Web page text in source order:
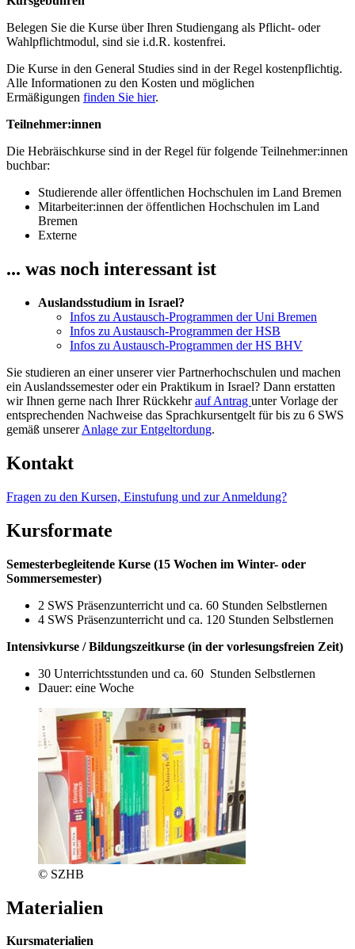
Belegen Sie die Kurse über Ihren Studiengang als Pflicht- oder
Wahlpflichtmodul, sind sie i.d.R. kostenfrei.
Die Kurse in den General Studies sind in der Regel kostenpflichtig.
Alle Informationen zu den Kosten und möglichen
Ermäßigungen finden Sie hier.
Teilnehmer:innen
Die Hebräischkurse sind in der Regel für folgende Teilnehmer:innen
buchbar:
Studierende aller öffentlichen Hochschulen im Land Bremen
Mitarbeiter:innen der öffentlichen Hochschulen im Land
Bremen
Externe
... was noch interessant ist
Auslandsstudium in Israel?
Infos zu Austausch-Programmen der Uni Bremen
Infos zu Austausch-Programmen der HSB
Infos zu Austausch-Programmen der HS BHV
Sie studieren an einer unserer vier Partnerhochschulen und machen
ein Auslandssemester oder ein Praktikum in Israel? Dann erstatten
wir Ihnen gerne nach Ihrer Rückkehrauf Antrag unter Vorlage der
entsprechenden Nachweise das Sprachkursentgelt für bis zu 6 SWS
gemäß unsererAnlage zur Entgeltordung.
Kontakt
Fragen zu den Kursen, Einstufung und zur Anmeldung?
Kursformate
Semesterbegleitende Kurse (15 Wochen im Winter- oder
Sommersemester)
2 SWS Präsenzunterricht und ca. 60 Stunden Selbstlernen
4 SWS Präsenzunterricht und ca. 120 Stunden Selbstlernen
Intensivkurse / Bildungszeitkurse (in der vorlesungsfreien Zeit)
30 Unterrichtsstunden und ca. 60 Stunden Selbstlernen
Dauer: eine Woche
© SZHB
Materialien
Kursmaterialien